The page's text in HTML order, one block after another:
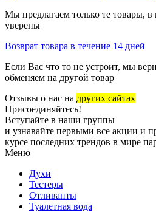
Мы предлагаем только те товары, в
уверены
Возврат товара в течение 14 дней
Если Вас что то не устроит, мы
обменяем на другой товар
Отзывы о нас на других сайтах
Присоединяйтесь!
Вступайте в наши группы
и узнавайте первыми все акции и
курсе последних трендов в мире
Меню
Духи
Тестеры
Отливанты
Туалетная вода